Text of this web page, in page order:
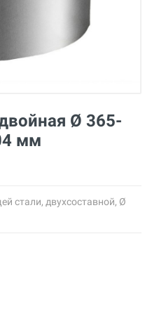
Ø 365-
мм
стали, двухсоставной, Ø